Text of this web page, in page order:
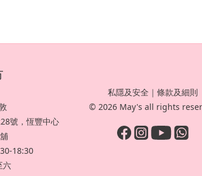
號，恆豐中心
18:30
六
私隱及安全 ｜條款及細則
© 2026 May's all rights